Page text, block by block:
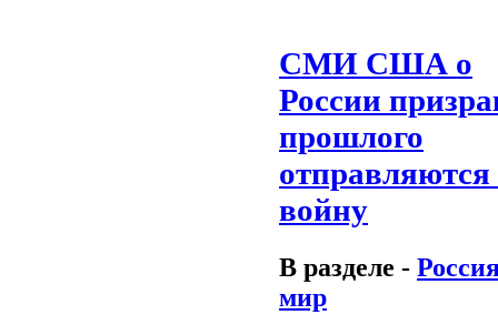
СМИ США о
России
прошлого
отправляются
войну
В разделе -
мир